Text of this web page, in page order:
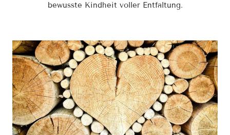
bewusste Kindheit voller Entfaltung.